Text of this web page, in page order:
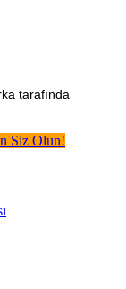
tarafında
Siz Olun!